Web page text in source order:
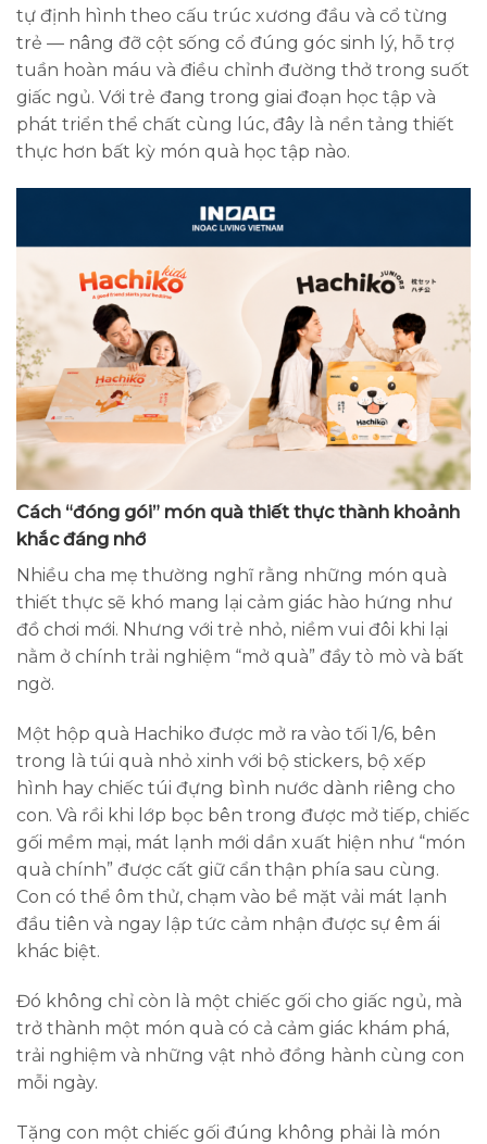
tự định hình theo cấu trúc xương đầu và cổ từng
trẻ — nâng đỡ cột sống cổ đúng góc sinh lý, hỗ trợ
tuần hoàn máu và điều chỉnh đường thở trong suốt
giấc ngủ. Với trẻ đang trong giai đoạn học tập và
phát triển thể chất cùng lúc, đây là nền tảng thiết
thực hơn bất kỳ món quà học tập nào.
Cách “đóng gói” món quà thiết thực thành khoảnh
khắc đáng nhớ
Nhiều cha mẹ thường nghĩ rằng những món quà
thiết thực sẽ khó mang lại cảm giác hào hứng như
đồ chơi mới. Nhưng với trẻ nhỏ, niềm vui đôi khi lại
nằm ở chính trải nghiệm “mở quà” đầy tò mò và bất
ngờ.
Một hộp quà Hachiko được mở ra vào tối 1/6, bên
trong là túi quà nhỏ xinh với bộ stickers, bộ xếp
hình hay chiếc túi đựng bình nước dành riêng cho
con. Và rồi khi lớp bọc bên trong được mở tiếp, chiếc
gối mềm mại, mát lạnh mới dần xuất hiện như “món
quà chính” được cất giữ cẩn thận phía sau cùng.
Con có thể ôm thử, chạm vào bề mặt vải mát lạnh
đầu tiên và ngay lập tức cảm nhận được sự êm ái
khác biệt.
Đó không chỉ còn là một chiếc gối cho giấc ngủ, mà
trở thành một món quà có cả cảm giác khám phá,
trải nghiệm và những vật nhỏ đồng hành cùng con
mỗi ngày.
Tặng con một chiếc gối đúng không phải là món